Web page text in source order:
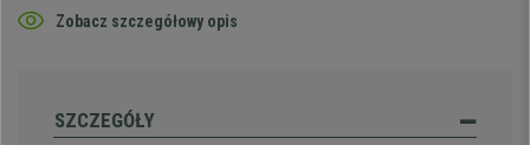
Zobacz szczegółowy opis
SZCZEGÓŁY